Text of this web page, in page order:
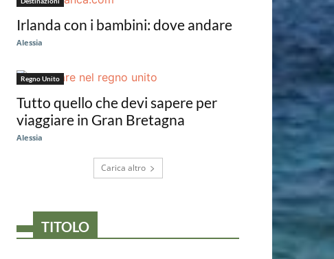
Irlanda con i bambini: dove andare
Alessia
Regno Unito
Tutto quello che devi sapere per
viaggiare in Gran Bretagna
Alessia
Carica altro
TITOLO